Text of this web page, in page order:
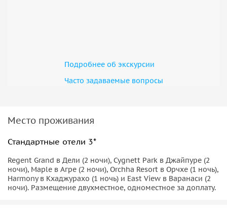
Подробнее об экскурсии
Часто задаваемые вопросы
Место проживания
Стандартные отели 3*
Regent Grand в Дели (2 ночи), Cygnett Park в Джайпуре (2
ночи), Maple в Агре (2 ночи), Orchha Resort в Орчхе (1 ночь),
Harmony в Кхаджурахо (1 ночь) и East View в Варанаси (2
ночи). Размещение двухместное, одноместное за доплату.